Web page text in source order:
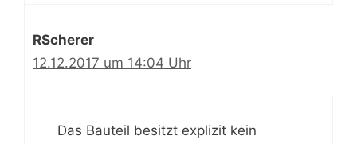
RScherer
12.12.2017 um 14:04 Uhr
Das Bauteil besitzt explizit kein